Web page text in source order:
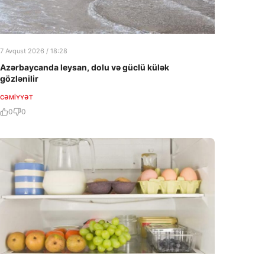
7 Avqust 2026 / 18:28
Azərbaycanda leysan, dolu və güclü külək
gözlənilir
CƏMIYYƏT
0 0